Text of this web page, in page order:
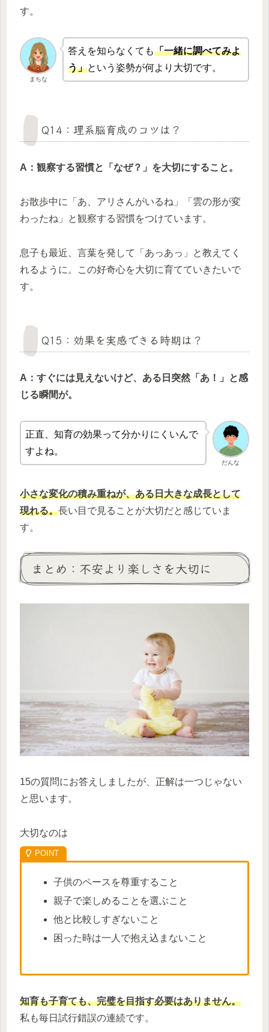
す。
まちな
答えを知らなくても「一緒に調べてみよ
う」という姿勢が何より大切です。
Q14：理系脳育成のコツは？
A：観察する習慣と「なぜ？」を大切にすること。
お散歩中に「あ、アリさんがいるね」「雲の形が変
わったね」と観察する習慣をつけています。
息子も最近、言葉を発して「あっあっ」と教えてく
れるように。この好奇心を大切に育てていきたいで
す。
Q15：効果を実感できる時期は？
A：すぐには見えないけど、ある日突然「あ！」と感
じる瞬間が。
だんな
正直、知育の効果って分かりにくいんで
すよね。
小さな変化の積み重ねが、ある日大きな成長として
現れる。長い目で見ることが大切だと感じていま
す。
まとめ：不安より楽しさを大切に
15の質問にお答えしましたが、正解は一つじゃない
と思います。
大切なのは
子供のペースを尊重すること
親子で楽しめることを選ぶこと
他と比較しすぎないこと
困った時は一人で抱え込まないこと
知育も子育ても、完璧を目指す必要はありません。
私も毎日試行錯誤の連続です。